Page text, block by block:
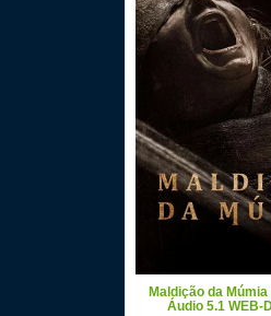
Maldição da Múmia
Áudio 5.1 WEB-